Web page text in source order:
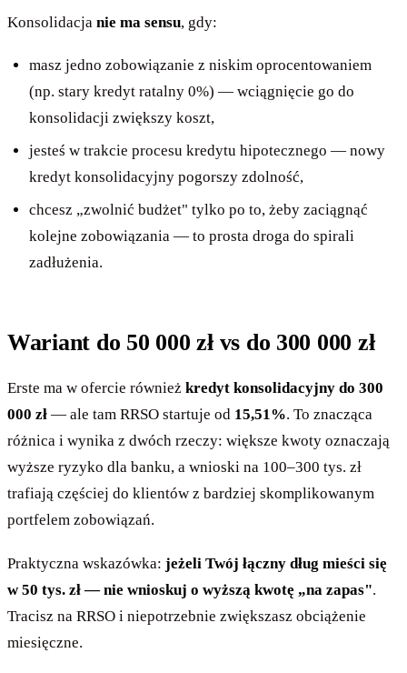
Konsolidacja nie ma sensu, gdy:
masz jedno zobowiązanie z niskim oprocentowaniem
(np. stary kredyt ratalny 0%) — wciągnięcie go do
konsolidacji zwiększy koszt,
jesteś w trakcie procesu kredytu hipotecznego — nowy
kredyt konsolidacyjny pogorszy zdolność,
chcesz „zwolnić budżet" tylko po to, żeby zaciągnąć
kolejne zobowiązania — to prosta droga do spirali
zadłużenia.
Wariant do 50 000 zł vs do 300 000 zł
Erste ma w ofercie również kredyt konsolidacyjny do 300
000 zł — ale tam RRSO startuje od 15,51%. To znacząca
różnica i wynika z dwóch rzeczy: większe kwoty oznaczają
wyższe ryzyko dla banku, a wnioski na 100–300 tys. zł
trafiają częściej do klientów z bardziej skomplikowanym
portfelem zobowiązań.
Praktyczna wskazówka: jeżeli Twój łączny dług mieści się
w 50 tys. zł — nie wnioskuj o wyższą kwotę „na zapas".
Tracisz na RRSO i niepotrzebnie zwiększasz obciążenie
miesięczne.